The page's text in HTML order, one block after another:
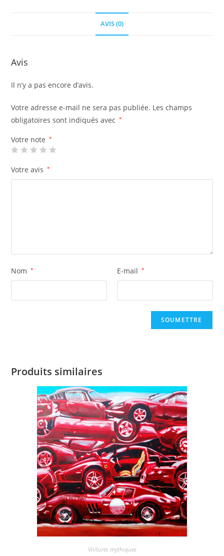
AVIS (0)
Avis
Il n’y a pas encore d’avis.
Votre adresse e-mail ne sera pas publiée. Les champs
obligatoires sont indiqués avec
*
Votre note *
Votre avis *
Nom * E-mail *
Produits similaires
Voitures mythiques